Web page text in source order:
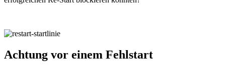
Achtung vor einem Fehlstart